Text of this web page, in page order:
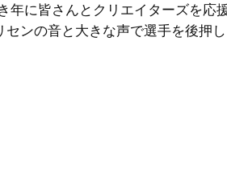
年に皆さんとクリエイターズを応
ンの音と大きな声で選手を後押